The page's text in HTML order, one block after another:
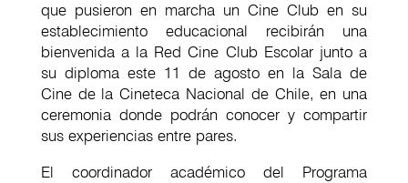
que pusieron en marcha un Cine Club en su
establecimiento educacional recibirán una
bienvenida a la Red Cine Club Escolar junto a
su diploma este 11 de agosto en la Sala de
Cine de la Cineteca Nacional de Chile, en una
ceremonia donde podrán conocer y compartir
sus experiencias entre pares.
El coordinador académico del Programa